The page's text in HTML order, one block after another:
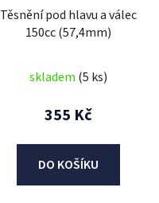
Těsnění pod hlavu a válec
150cc (57,4mm)
skladem (5 ks)
355 Kč
DO KOŠÍKU